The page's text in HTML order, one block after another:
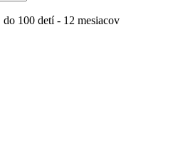
100 detí - 12 mesiacov